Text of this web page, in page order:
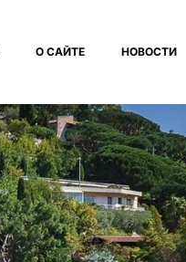
О САЙТЕ НОВОСТИ